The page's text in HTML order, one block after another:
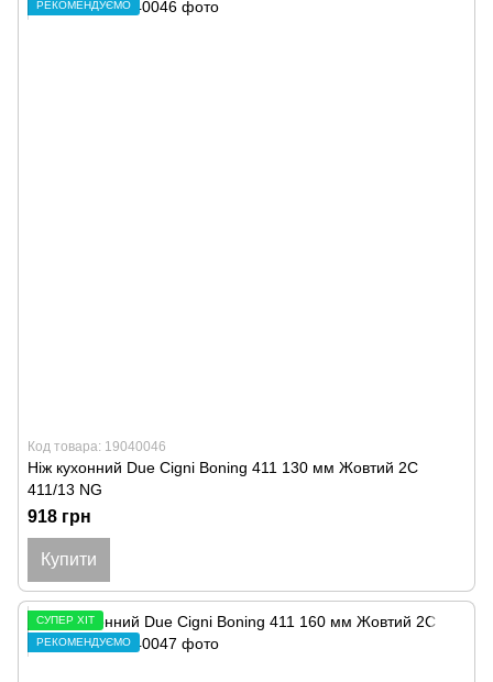
РЕКОМЕНДУЄМО
Код товара: 19040046
Ніж кухонний Due Cigni Boning 411 130 мм Жовтий 2C
411/13 NG
918 грн
Купити
СУПЕР ХІТ
РЕКОМЕНДУЄМО